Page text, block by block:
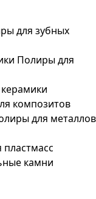
для зубных
Полиры для
композитов
для металлов
камни